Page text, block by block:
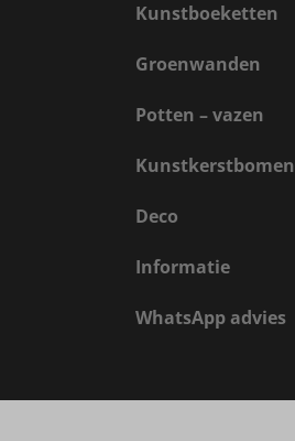
Kunstboeketten
Groenwanden
Potten – vazen
Kunstkerstbomen
Deco
Informatie
WhatsApp advies